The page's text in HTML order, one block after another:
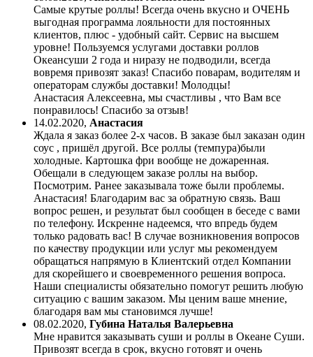
Самые крутые роллы! Всегда очень вкусно и ОЧЕНЬ
выгодная программа лояльности для постоянных
клиентов, плюс - удобный сайт. Сервис на высшем
уровне! Пользуемся услугами доставки роллов
Океансуши 2 года и ниразу не подводили, всегда
вовремя привозят заказ! Спасибо поварам, водителям и
операторам службы доставки! Молодцы!
Анастасия Алексеевна, мы счастливы , что Вам все
понравилось! Спасибо за отзыв!
14.02.2020, Анастасия
Ждала я заказ более 2-х часов. В заказе был заказан один
соус , пришёл другой. Все роллы (темпура)были
холодные. Картошка фри вообще не дожаренная.
Обещали в следующем заказе роллы на выбор.
Посмотрим. Ранее заказывала тоже были проблемы.
Анастасия! Благодарим вас за обратную связь. Ваш
вопрос решен, и результат был сообщен в беседе с вами
по телефону. Искренне надеемся, что впредь будем
только радовать вас! В случае возникновения вопросов
по качеству продукции или услуг мы рекомендуем
обращаться напрямую в Клиентский отдел Компании
для скорейшего и своевременного решения вопроса.
Наши специалисты обязательно помогут решить любую
ситуацию с вашим заказом. Мы ценим ваше мнение,
благодаря вам мы становимся лучше!
08.02.2020, Губина Наталья Валерьевна
Мне нравится заказывать суши и роллы в Океане Суши.
Привозят всегда в срок, вкусно готовят и очень